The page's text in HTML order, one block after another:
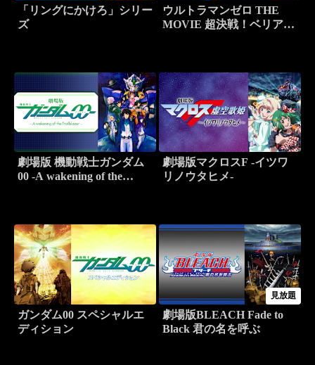
「リングにかけろ」シリー
ズ
ウルトラマンゼロ THE
MOVIE 超決戦！ベリアル
劇場版 機動戦士ガンダム
00 -A wakening of the
劇場版マクロスF -イツワ
リノウタヒメ-
ガンダム00 スペシャルエ
ディション
見放題
劇場版BLEACH Fade to
Black 君の名を呼ぶ